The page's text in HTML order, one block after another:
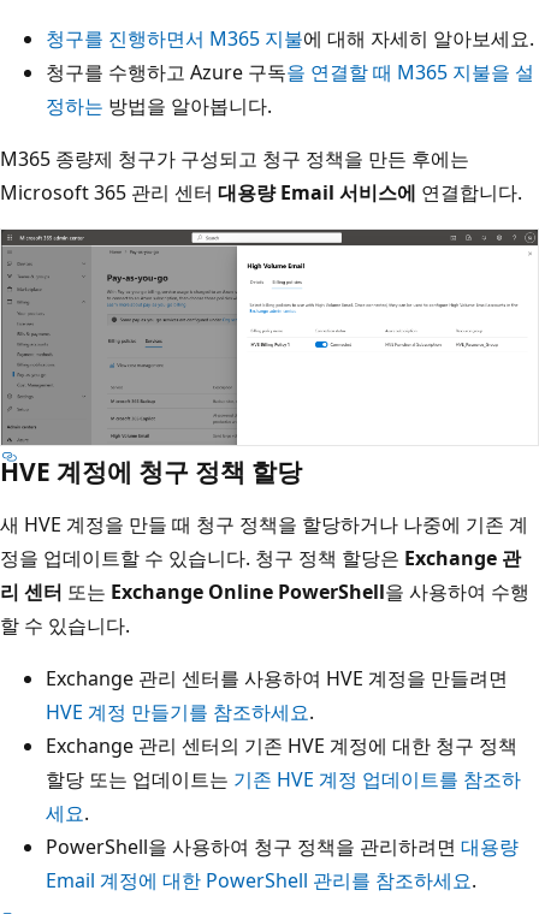
청구를 진행하면서 M365 지불에 대해 자세히 알아보세요.
청구를 수행하고 Azure 구독을 연결할 때 M365 지불을 설
정하는 방법을 알아봅니다.
M365 종량제 청구가 구성되고 청구 정책을 만든 후에는
Microsoft 365 관리 센터 대용량 Email 서비스에 연결합니다.
HVE 계정에 청구 정책 할당
새 HVE 계정을 만들 때 청구 정책을 할당하거나 나중에 기존 계
정을 업데이트할 수 있습니다. 청구 정책 할당은 Exchange 관
리 센터 또는 Exchange Online PowerShell을 사용하여 수행
할 수 있습니다.
Exchange 관리 센터를 사용하여 HVE 계정을 만들려면
HVE 계정 만들기를 참조하세요.
Exchange 관리 센터의 기존 HVE 계정에 대한 청구 정책
할당 또는 업데이트는 기존 HVE 계정 업데이트를 참조하
세요.
PowerShell을 사용하여 청구 정책을 관리하려면 대용량
Email 계정에 대한 PowerShell 관리를 참조하세요.